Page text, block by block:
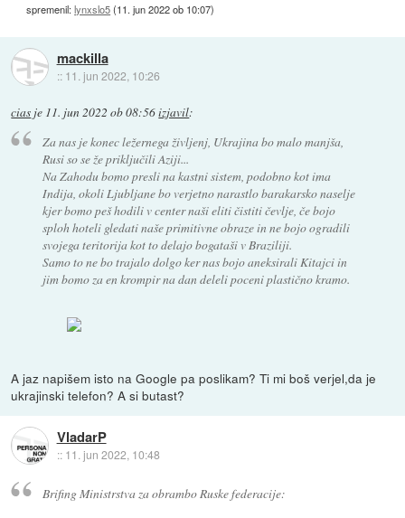
spremenil:lynxslo5(11. jun 2022 ob 10:07)
mackilla
:: 11. jun 2022, 10:26
cias je 11. jun 2022 ob 08:56izjavil:
Za nas je konec ležernega življenj, Ukrajina bo malo manjša,
Rusi so se že priključili Aziji...
Na Zahodu bomo presli na kastni sistem, podobno kot ima
Indija, okoli Ljubljane bo verjetno narastlo barakarsko naselje
kjer bomo peš hodili v center naši eliti čistiti čevlje, če bojo
sploh hoteli gledati naše primitivne obraze in ne bojo ogradili
svojega teritorija kot to delajo bogataši v Braziliji.
Samo to ne bo trajalo dolgo ker nas bojo aneksirali Kitajci in
jim bomo za en krompir na dan deleli poceni plastično kramo.
A jaz napišem isto na Google pa poslikam? Ti mi boš verjel,da je
ukrajinski telefon? A si butast?
VladarP
:: 11. jun 2022, 10:48
Brifing Ministrstva za obrambo Ruske federacije: